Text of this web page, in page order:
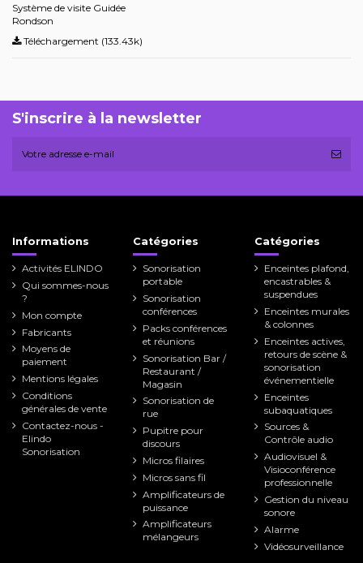
Système de visite Guidée
Rondson
Téléchargement (133.43k)
S'inscrire à la newsletter
Informations
Activités ELINDO
Qui sommes-nous
?
Mon compte
Fabricants
Moyens de
paiement
Mentions légales
Conditions
générales de vente
Contactez-nous -
Elindo
Sonorisation
Catégories
Sonorisation
portable
Sonorisation
conférences
Packs conférences
et réunions
Sonorisation Bar /
Restaurant /
Magasin
Sonorisation de
rue
Pupitre pour
discours
Micros filaires
Micros sans fil
Amplificateurs de
puissance
Amplificateurs
mélangeurs
Catégories
Enceintes plafond,
encastrables &
suspendues
Enceintes murales
& colonnes
Enceintes actives,
retours de scène &
sonorisation
événementielle
Enceintes
subaquatiques
Sources &
Contrôle audio
Audiovisuel &
Visioconférence
professionnelle
Gestion du niveau
sonore
Alarme
Vidéosurveillance